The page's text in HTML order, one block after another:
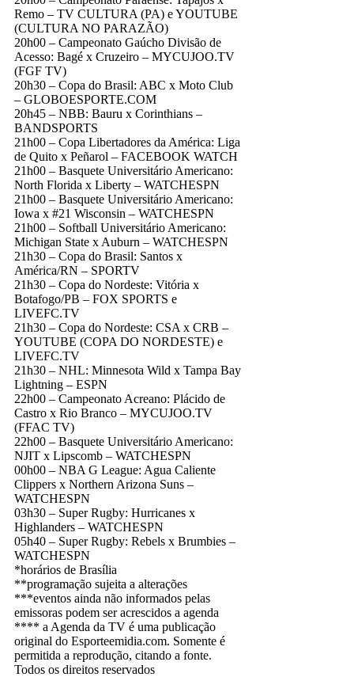
Remo – TV CULTURA (PA) e YOUTUBE
(CULTURA NO PARAZÃO)
20h00 – Campeonato Gaúcho Divisão de
Acesso: Bagé x Cruzeiro – MYCUJOO.TV
(FGF TV)
20h30 – Copa do Brasil: ABC x Moto Club
– GLOBOESPORTE.COM
20h45 – NBB: Bauru x Corinthians –
BANDSPORTS
21h00 – Copa Libertadores da América: Liga
de Quito x Peñarol – FACEBOOK WATCH
21h00 – Basquete Universitário Americano:
North Florida x Liberty – WATCHESPN
21h00 – Basquete Universitário Americano:
Iowa x #21 Wisconsin – WATCHESPN
21h00 – Softball Universitário Americano:
Michigan State x Auburn – WATCHESPN
21h30 – Copa do Brasil: Santos x
América/RN – SPORTV
21h30 – Copa do Nordeste: Vitória x
Botafogo/PB – FOX SPORTS e
LIVEFC.TV
21h30 – Copa do Nordeste: CSA x CRB –
YOUTUBE (COPA DO NORDESTE) e
LIVEFC.TV
21h30 – NHL: Minnesota Wild x Tampa Bay
Lightning – ESPN
22h00 – Campeonato Acreano: Plácido de
Castro x Rio Branco – MYCUJOO.TV
(FFAC TV)
22h00 – Basquete Universitário Americano:
NJIT x Lipscomb – WATCHESPN
00h00 – NBA G League: Agua Caliente
Clippers x Northern Arizona Suns –
WATCHESPN
03h30 – Super Rugby: Hurricanes x
Highlanders – WATCHESPN
05h40 – Super Rugby: Rebels x Brumbies –
WATCHESPN
*horários de Brasília
**programação sujeita a alterações
***eventos ainda não informados pelas
emissoras podem ser acrescidos a agenda
**** a Agenda da TV é uma publicação
original do Esporteemidia.com. Somente é
permitida a reprodução, citando a fonte.
Todos os direitos reservados